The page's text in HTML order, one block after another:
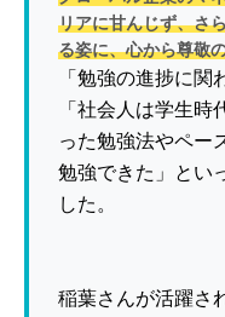
リアに甘んじず、さ
る姿に、心から尊敬
「勉強の進捗に関
「社会人は学生
った勉強法やペー
勉強できた」とい
した。
稲葉さんが活躍さ